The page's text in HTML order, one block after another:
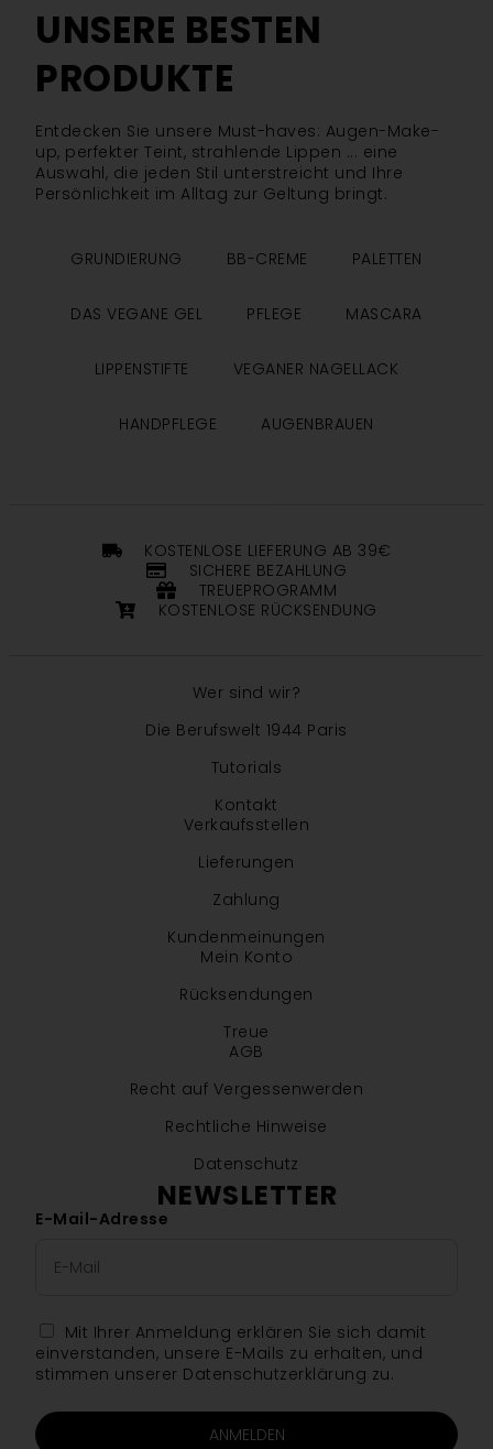
UNSERE BESTEN
PRODUKTE
Entdecken Sie unsere Must-haves: Augen-Make-
up, perfekter Teint, strahlende Lippen ... eine
Auswahl, die jeden Stil unterstreicht und Ihre
Persönlichkeit im Alltag zur Geltung bringt.
GRUNDIERUNG BB-CREME PALETTEN
DAS VEGANE GEL PFLEGE MASCARA
LIPPENSTIFTE VEGANER NAGELLACK
HANDPFLEGE AUGENBRAUEN
KOSTENLOSE LIEFERUNG AB 39€
SICHERE BEZAHLUNG
TREUEPROGRAMM
KOSTENLOSE RÜCKSENDUNG
Wer sind wir?
Die Berufswelt 1944 Paris
Tutorials
Kontakt
Verkaufsstellen
Lieferungen
Zahlung
Kundenmeinungen
Mein Konto
Rücksendungen
Treue
AGB
Recht auf Vergessenwerden
Rechtliche Hinweise
Datenschutz
NEWSLETTER
E-Mail-Adresse
Mit Ihrer Anmeldung erklären Sie sich damit
einverstanden, unsere E-Mails zu erhalten, und
stimmen unserer Datenschutzerklärung zu.
ANMELDEN